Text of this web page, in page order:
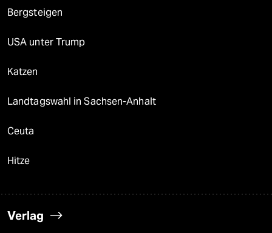
Bergsteigen
USA unter Trump
Katzen
Landtagswahl in Sachsen-Anhalt
Ceuta
Hitze
Verlag